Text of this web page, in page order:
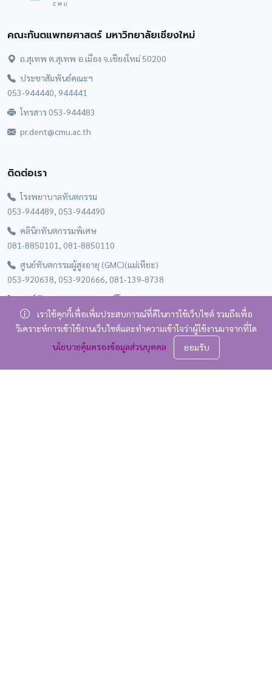
คณะทันตแพทยศาสตร์ มหาวิทยาลัยเชียงใหม่
ถ.สุเทพ ต.สุเทพ อ.เมือง จ.เชียงใหม่ 50200
ประชาสัมพันธ์คณะฯ
053-944440, 944441
โทรสาร 053-944483
pr.dent@cmu.ac.th
ติดต่อเรา
โรงพยาบาลทันตกรรม
053-944489, 053-944490
คลินิกทันตกรรมพิเศษ
081-8850101, 081-8850110
ศูนย์ทันตกรรมผู้สูงอายุ (GMC)(แม่เหียะ)
053-920638, 053-920666, 081-139-8738
ศูนย์ทันตกรรมเฉพาะทาง (มีโชค)
092-9451997
คลินิกทันตกรรม ศูนย์ส่งเสริมพฤฒพลังผู้สูงอายุ (SWC)
081-149-8657
เราใช้คุกกี้เพื่อเพิ่มประสบการณ์ที่ดีในการใช้เว็บไซต์ รวมถึงเพื่อ
วิเคราะห์การเข้าใช้งานเว็บไซต์และทำความเข้าใจว่าผู้ใช้งานมาจากที่ใด
นโยบายคุ้มครองข้อมูลส่วนบุคคล
ยอมรับ